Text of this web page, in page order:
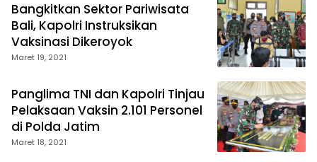
Bangkitkan Sektor Pariwisata
Bali, Kapolri Instruksikan
Vaksinasi Dikeroyok
Maret 19, 2021
Panglima TNI dan Kapolri Tinjau
Pelaksaan Vaksin 2.101 Personel
di Polda Jatim
Maret 18, 2021